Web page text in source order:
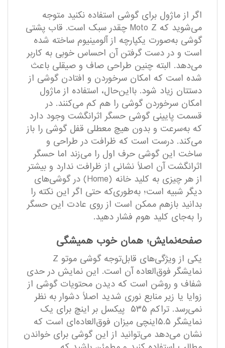
اگر از ماژول برای گوشی استفاده نکنید متوجه
می‌شوید که Moto Z چقدر سبک است. قاب پشتی
گوشی به‌صورت یکپارچه از آلومینیوم ساخته شده
است و در دست گرفتن آن احساس خوبی به کاربر
می‌دهد. البته چنین طراحی صاف و صیقلی باعث
شده است که امکان سرخوردن و افتادن گوشی از
دستتان زیاد شود. بااین‌حال، استفاده از ماژول‌
امکان سرخوردن گوشی را هم کم می‌کنند. در
قسمت پایینی گوشی حسگر اثرانگشت وجود دارد
که به‌سرعت و بدون هیچ معطلی قفل گوشی را باز
می‌کند. درست است که ظرافت در طراحی و
ساخت این گوشی حرف اول را می‌زند اما حسگر
اثرانگشت آن اصلاً نشانی از ظرافت ندارد و بیشتر
از هر چیزی به کلید خانه (Home) در گوشی‌های
دیگر شبیه است؛ به‌طوری‌که حتی اگر این نکته را
بدانید بازهم ممکن است از روی عادت این حسگر
را به‌جای کلید هوم فشار دهید.
صفحه‌نمایش؛ همان خوب همیشگی
یکی از ویژگی‌های قابل‌توجه گوشی موتو Z
نمایشگر فوق‌العاده آن است. این نمایش در حدی
شفاف و روشن است که دیدن محتویات گوشی از
زوایا یا زیر منابع نوری شدید اصلاً دشوار به نظر
نمی‌رسد. تراکم ۵۳۵ پیکسل بر اینچ برای یک
نمایشگر ۵.۵‌اینچی میزان فوق‌العاده‌ای است که
نشان می‌دهد می‌توانید از این گوشی برای خواندن